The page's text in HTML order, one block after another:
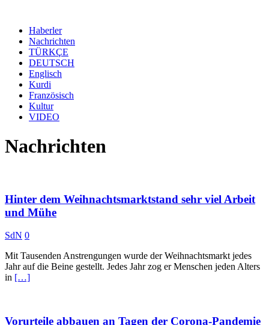
Haberler
Nachrichten
TÜRKÇE
DEUTSCH
Englisch
Kurdi
Französisch
Kultur
VIDEO
Nachrichten
Hinter dem Weihnachtsmarktstand sehr viel Arbeit
und Mühe
SdN 0
Mit Tausenden Anstrengungen wurde der Weihnachtsmarkt jedes
Jahr auf die Beine gestellt. Jedes Jahr zog er Menschen jeden Alters
in […]
Vorurteile abbauen an Tagen der Corona-Pandemie